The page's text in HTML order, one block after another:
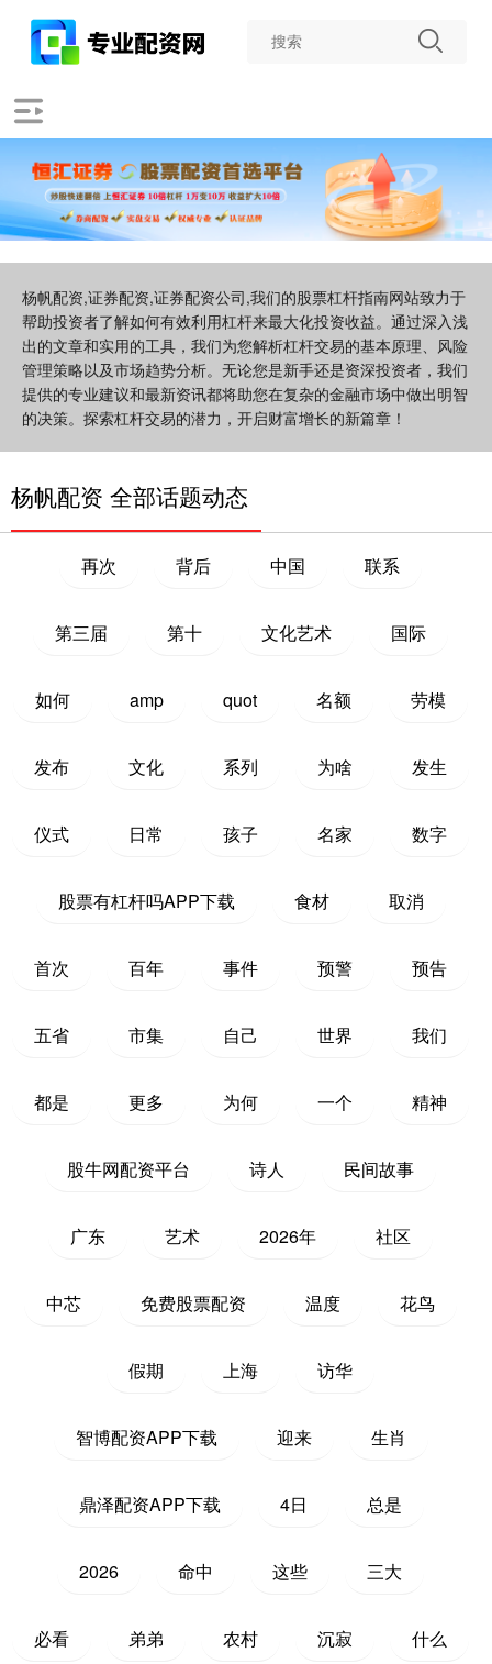
杨帆配资,证券配资,证券配资公司,我们的股票杠杆指南网站致力于
帮助投资者了解如何有效利用杠杆来最大化投资收益。通过深入浅
出的文章和实用的工具，我们为您解析杠杆交易的基本原理、风险
管理策略以及市场趋势分析。无论您是新手还是资深投资者，我们
提供的专业建议和最新资讯都将助您在复杂的金融市场中做出明智
的决策。探索杠杆交易的潜力，开启财富增长的新篇章！
杨帆配资 全部话题动态
再次 背后 中国 联系
第三届 第十 文化艺术 国际
如何 amp quot 名额 劳模
发布 文化 系列 为啥 发生
仪式 日常 孩子 名家 数字
股票有杠杆吗APP下载 食材 取消
首次 百年 事件 预警 预告
五省 市集 自己 世界 我们
都是 更多 为何 一个 精神
股牛网配资平台 诗人 民间故事
广东 艺术 2026年 社区
中芯 免费股票配资 温度 花鸟
假期 上海 访华
智博配资APP下载 迎来 生肖
鼎泽配资APP下载 4日 总是
2026 命中 这些 三大
必看 弟弟 农村 沉寂 什么